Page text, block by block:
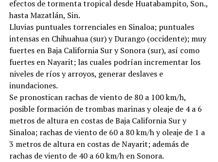
efectos de tormenta tropical desde Huatabampito, Son.,
hasta Mazatlán, Sin.
Lluvias puntuales torrenciales en Sinaloa; puntuales
intensas en Chihuahua (sur) y Durango (occidente); muy
fuertes en Baja California Sur y Sonora (sur), así como
fuertes en Nayarit; las cuales podrían incrementar los
niveles de ríos y arroyos, generar deslaves e
inundaciones.
Se pronostican rachas de viento de 80 a 100 km/h,
posible formación de trombas marinas y oleaje de 4 a 6
metros de altura en costas de Baja California Sur y
Sinaloa; rachas de viento de 60 a 80 km/h y oleaje de 1 a
3 metros de altura en costas de Nayarit; además de
rachas de viento de 40 a 60 km/h en Sonora.